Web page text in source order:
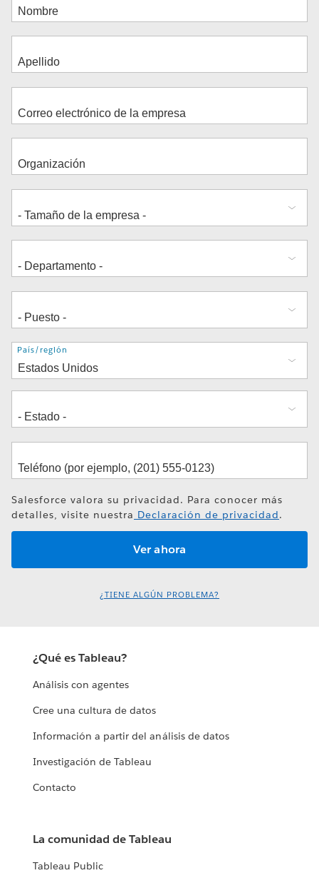
Dirección
País/región
Salesforce valora su privacidad. Para conocer más
detalles, visite nuestra Declaración de privacidad.
¿TIENE ALGÚN PROBLEMA?
¿Qué es Tableau?
Análisis con agentes
Cree una cultura de datos
Información a partir del análisis de datos
Investigación de Tableau
Contacto
La comunidad de Tableau
Tableau Public